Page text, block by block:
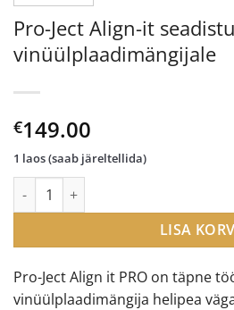
Pro-Ject Align-it
vinüülplaadimängijale
€149.00
Pro-Ject Align it PRO on täpne
vinüülplaadimängija helipea
1 laos (saab järeltellida)
Pro-Ject Align-it
LISA